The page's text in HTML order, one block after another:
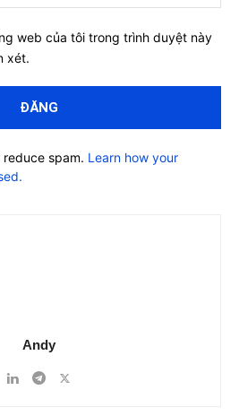
web của tôi trong trình duyệt này
xét.
spam. Learn how your
Andy